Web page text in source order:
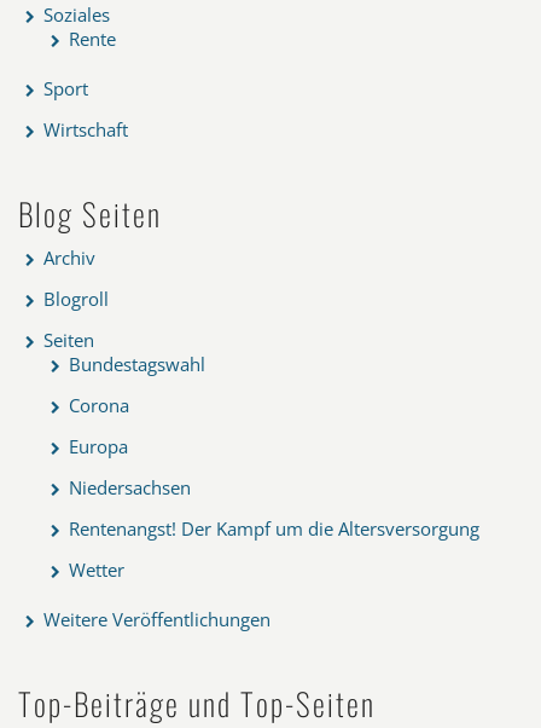
Soziales
Rente
Sport
Wirtschaft
Blog Seiten
Archiv
Blogroll
Seiten
Bundestagswahl
Corona
Europa
Niedersachsen
Rentenangst! Der Kampf um die Altersversorgung
Wetter
Weitere Veröffentlichungen
Top-Beiträge und Top-Seiten